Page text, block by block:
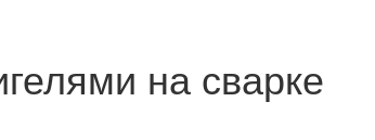
на сварке